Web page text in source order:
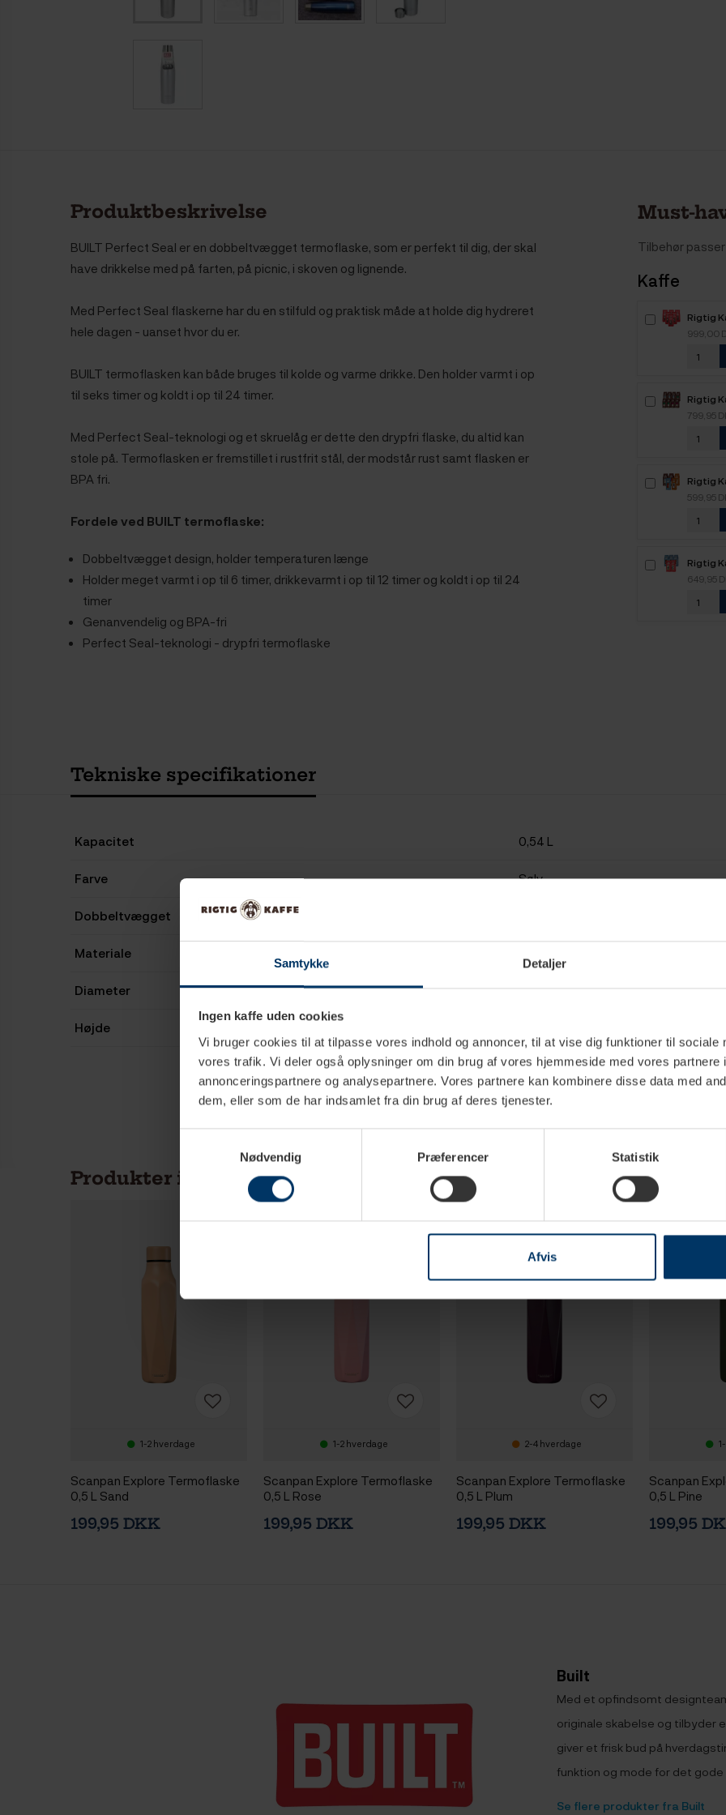
Samtykke Detaljer
Ingen kaffe uden cookies
Vi bruger cookies til at tilpasse vores indhold og annoncer, til at vise dig funktioner til sociale
vores trafik. Vi deler også oplysninger om din brug af vores hjemmeside med vores partnere
annonceringspartnere og analysepartnere. Vores partnere kan kombinere disse data med
dem, eller som de har indsamlet fra din brug af deres tjenester.
Nødvendig
Præferencer Statistik
Afvis
Produktbeskrivelse
BUILT Perfect Seal er en dobbeltvægget termoflaske, som er perfekt til dig, der skal
have drikkelse med på farten, på picnic, i skoven og lignende.
Med Perfect Seal flaskerne har du en stilfuld og praktisk måde at holde dig hydreret
hele dagen - uanset hvor du er.
BUILT termoflasken kan både bruges til kolde og varme drikke. Den holder varmt i op
til seks timer og koldt i op til 24 timer.
Med Perfect Seal-teknologi og et skruelåg er dette den drypfri flaske, du altid kan
stole på. Termoflasken er fremstillet i rustfrit stål, der modstår rust samt flasken er
BPA fri.
Fordele ved BUILT termoflaske:
Dobbeltvægget design, holder temperaturen længe
Holder meget varmt i op til 6 timer, drikkevarmt i op til 12 timer og koldt i op til 24
timer
Genanvendelig og BPA-fri
Perfect Seal-teknologi - drypfri termoflaske
Must-
Tilbehør
Kaffe
Rigtig
Intenso
999,00
Rigtig
799,95
Rigtig
2,1kg
599,95
Rigtig
2,5kg
649,95
Tekniske specifikationer
Kapacitet 0,54 L
Farve Sølv
Dobbeltvægget
Materiale
Diameter 6,5 cm
Højde
Produkter i samme kategori
1-2 hverdage
Scanpan Explore Termoflaske
0,5 L Sand
199,95 DKK
1-2 hverdage
Scanpan Explore Termoflaske
0,5 L Rose
199,95 DKK
2-4 hverdage
Scanpan Explore Termoflaske
0,5 L Plum
199,95 DKK
Scanpan
0,5 L Pine
199,95
Built
Med et opfindsomt
originale skabelse og tilbyder
giver et frisk bud på
funktion og mode for det gode
Se flere produkter fra Built